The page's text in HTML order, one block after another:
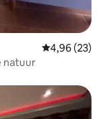
Gemiddelde
4,96 (23)
natuur